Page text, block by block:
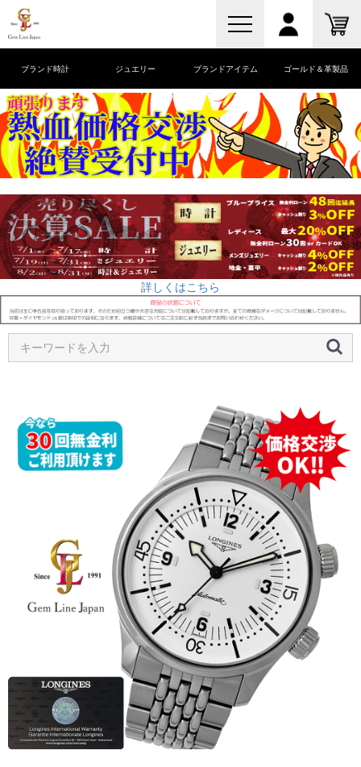
ブランド時計 ジュエリー ブランドアイテム ゴールド＆革製品
詳しくはこちら